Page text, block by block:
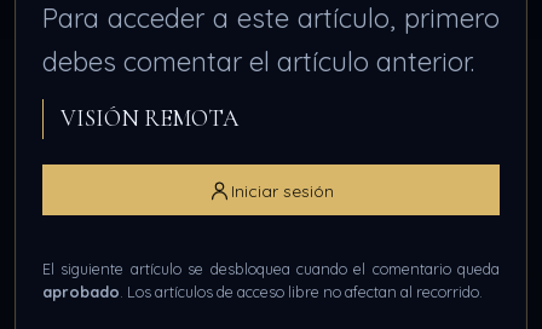
Para acceder a este artículo, primero
debes comentar el artículo anterior.
VISIÓN REMOTA
Iniciar sesión
El siguiente artículo se desbloquea cuando el comentario queda
aprobado. Los artículos de acceso libre no afectan al recorrido.